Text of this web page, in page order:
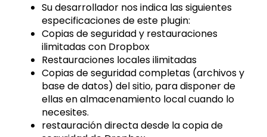
Su desarrollador nos indica las siguientes
especificaciones de este plugin:
Copias de seguridad y restauraciones
ilimitadas con Dropbox
Restauraciones locales ilimitadas
Copias de seguridad completas (archivos y
base de datos) del sitio, para disponer de
ellas en almacenamiento local cuando lo
necesites.
restauración directa desde la copia de